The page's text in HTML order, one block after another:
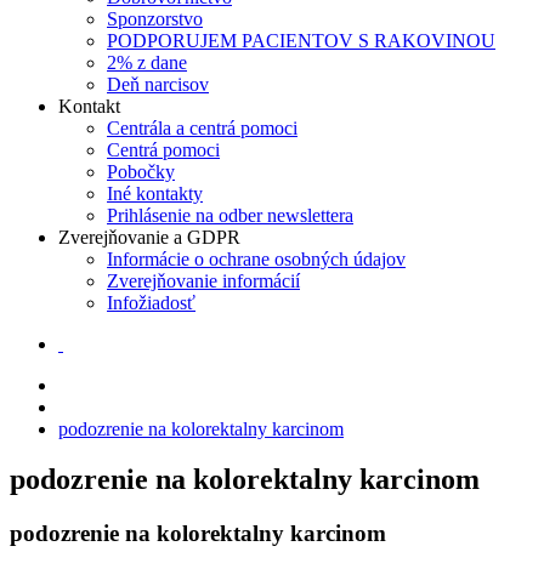
Sponzorstvo
PODPORUJEM PACIENTOV S RAKOVINOU
2% z dane
Deň narcisov
Kontakt
Centrála a centrá pomoci
Centrá pomoci
Pobočky
Iné kontakty
Prihlásenie na odber newslettera
Zverejňovanie a GDPR
Informácie o ochrane osobných údajov
Zverejňovanie informácií
Infožiadosť
podozrenie na kolorektalny karcinom
podozrenie na kolorektalny karcinom
podozrenie na kolorektalny karcinom